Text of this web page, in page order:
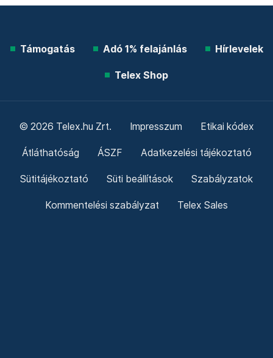
Támogatás Adó 1% felajánlás Hírlevelek
Telex Shop
© 2026 Telex.hu Zrt. Impresszum Etikai kódex
Átláthatóság ÁSZF Adatkezelési tájékoztató
Sütitájékoztató Süti beállítások Szabályzatok
Kommentelési szabályzat Telex Sales